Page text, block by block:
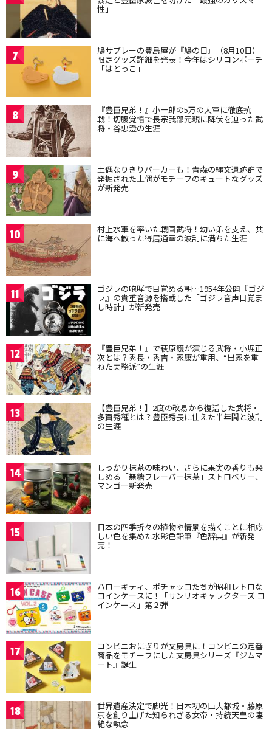
性」
7 鳩サブレーの豊島屋が『鳩の日』（8月10日）
限定グッズ詳細を発表！今年はシリコンポーチ
「はとっこ」
8 『豊臣兄弟！』小一郎の5万の大軍に徹底抗
戦！切腹覚悟で長宗我部元親に降伏を迫った武
将・谷忠澄の生涯
9 土偶なりきりパーカーも！青森の縄文遺跡群で
発掘された土偶がモチーフのキュートなグッズ
が新発売
10 村上水軍を率いた戦国武将！幼い弟を支え、共
に海へ散った得居通幸の波乱に満ちた生涯
11 ゴジラの咆哮で目覚める朝…1954年公開『ゴジ
ラ』の貴重音源を搭載した「ゴジラ音声目覚ま
し時計」が新発売
12 『豊臣兄弟！』で萩原護が演じる武将・小堀正
次とは？秀長・秀吉・家康が重用、“出家を重
ねた実務派”の生涯
13 【豊臣兄弟！】2度の改易から復活した武将・
多賀秀種とは？豊臣秀長に仕えた半年間と波乱
の生涯
14 しっかり抹茶の味わい、さらに果実の香りも楽
しめる「無糖フレーバー抹茶」ストロベリー、
マンゴー新発売
15 日本の四季折々の植物や情景を描くことに相応
しい色を集めた水彩色鉛筆『色辞典』が新発
売！
16 ハローキティ、ポチャッコたちが昭和レトロな
コインケースに！「サンリオキャラクターズ コ
インケース」第２弾
17 コンビニおにぎりが文房具に！コンビニの定番
商品をモチーフにした文房具シリーズ『ジムマ
ート』誕生
18 世界遺産決定で脚光！日本初の巨大都城・藤原
京を創り上げた知られざる女帝・持統天皇の凄
絶な執念